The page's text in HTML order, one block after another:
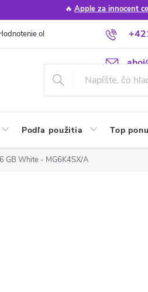
🔥 Apple za innocent
obchodu Poradňa
Podľa použitia Top
GB White - MG6K4SX/A